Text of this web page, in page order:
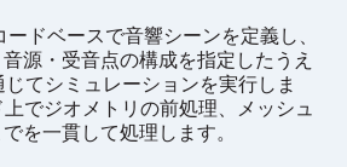
ドベースで音響シーンを定義し、
源・受音点の構成を指定したうえ
てシミュレーションを実行しま
でジオメトリの前処理、メッシュ
を一貫して処理します。